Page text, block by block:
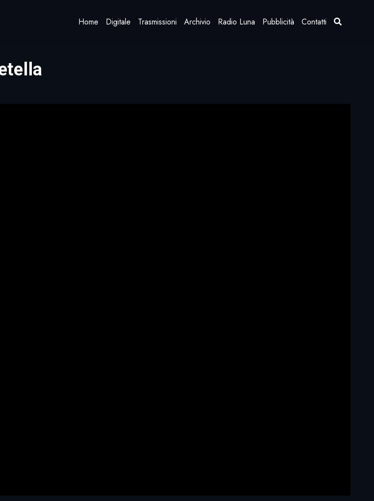
Home Digitale Trasmissioni Archivio Radio Luna Pubblicità Contatti